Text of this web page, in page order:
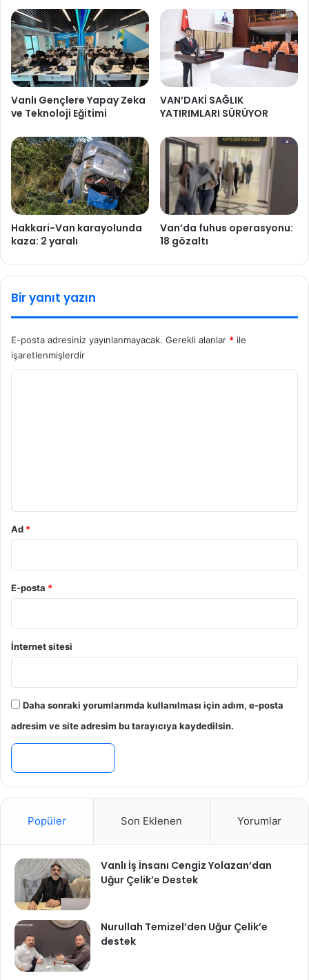
Vanlı Gençlere Yapay Zeka
ve Teknoloji Eğitimi
VAN’DAKİ SAĞLIK
YATIRIMLARI SÜRÜYOR
Hakkari-Van karayolunda
kaza: 2 yaralı
Van’da fuhus operasyonu:
18 gözaltı
Bir yanıt yazın
E-posta adresiniz yayınlanmayacak. Gerekli alanlar * ile
işaretlenmişlerdir
Ad *
E-posta *
İnternet sitesi
Daha sonraki yorumlarımda kullanılması için adım, e-posta
adresim ve site adresim bu tarayıcıya kaydedilsin.
Popüler Son Eklenen Yorumlar
Vanlı İş İnsanı Cengiz Yolazan’dan
Uğur Çelik’e Destek
Nurullah Temizel’den Uğur Çelik’e
destek